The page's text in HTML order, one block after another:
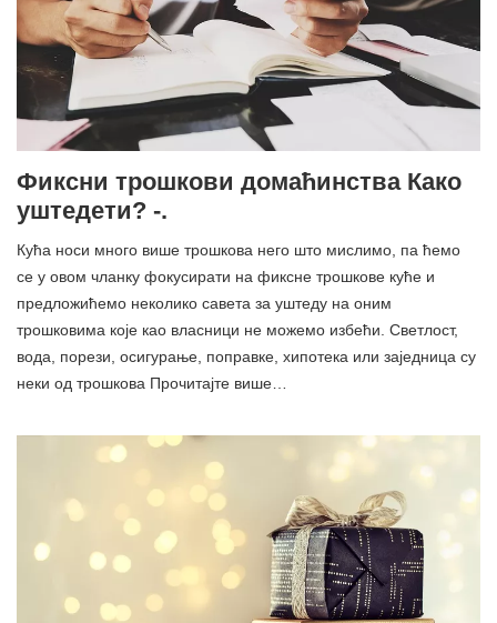
Фиксни трошкови домаћинства Како
уштедети? -.
Кућа носи много више трошкова него што мислимо, па ћемо
се у овом чланку фокусирати на фиксне трошкове куће и
предложићемо неколико савета за уштеду на оним
трошковима које као власници не можемо избећи. Светлост,
вода, порези, осигурање, поправке, хипотека или заједница су
неки од трошкова Прочитајте више…